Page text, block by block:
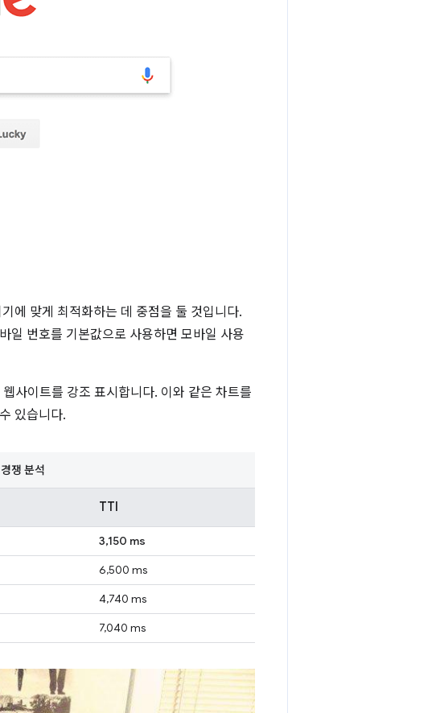
에 맞게 최적화하는 데 중점을 둘 것입니다.
일 번호를 기본값으로 사용하면 모바일 사용
사이트를 강조 표시합니다. 이와 같은 차트를
있습니다.
TTI
3,150 ms
6,500 ms
4,740 ms
7,040 ms
쟁 분석